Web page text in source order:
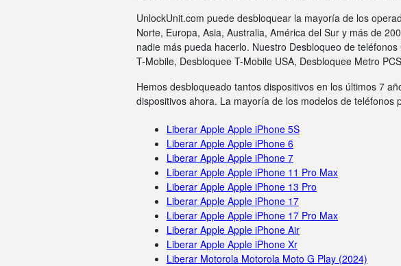
UnlockUnit.com puede desbloquear la mayoría de los
Norte, Europa, Asia, Australia, América del Sur y más de
nadie más pueda hacerlo. Nuestro Desbloqueo de
T-Mobile, Desbloquee T-Mobile USA, Desbloquee Metro
Hemos desbloqueado tantos dispositivos en los últimos 7
dispositivos ahora. La mayoría de los modelos de teléfonos
Liberar Apple Apple iPhone 5S
Liberar Apple Apple iPhone 6
Liberar Apple Apple iPhone 7
Liberar Apple Apple iPhone 11 Pro Max
Liberar Apple Apple iPhone 13 Pro
Liberar Apple Apple iPhone 17
Liberar Apple Apple iPhone 17 Pro Max
Liberar Apple Apple iPhone Air
Liberar Apple Apple iPhone Xr
Liberar Motorola Motorola Moto G Play (2024)